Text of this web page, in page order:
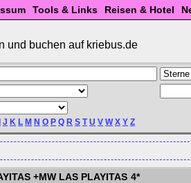
Tools & Links Reisen & Hotel
und buchen auf kriebus.de
J K L M N O P Q R S T U V W X Y Z
+MW LAS PLAYITAS 4*